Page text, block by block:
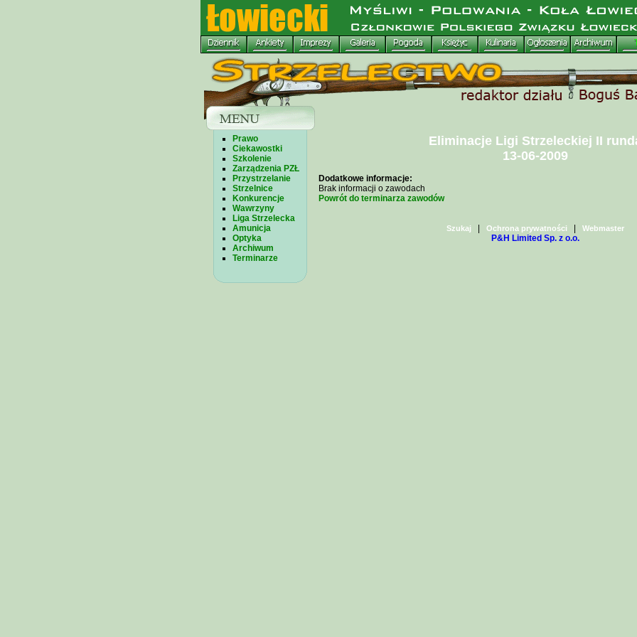
Prawo
Ciekawostki
Szkolenie
Zarządzenia PZŁ
Przystrzelanie
Strzelnice
Konkurencje
Wawrzyny
Liga Strzelecka
Amunicja
Optyka
Archiwum
Terminarze
Eliminacje Ligi Strzeleckiej II
13-06-2009
Dodatkowe informacje:
Brak informacji o zawodach
Powrót do terminarza zawodów
Szukaj Ochrona prywatności Webmaster
P&H Limited Sp. z o.o.